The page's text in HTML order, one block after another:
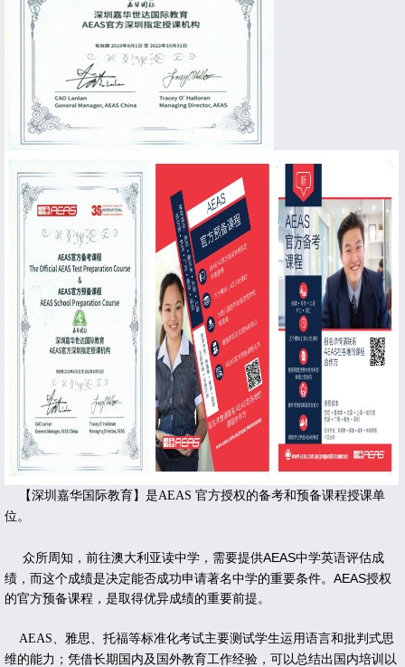
【深圳嘉华国际教育】是AEAS 官方授权的备考和预备课程授课单
位。
众所周知，前往澳大利亚读中学，需要提供AEAS中学英语评估成
绩，而这个成绩是决定能否成功申请著名中学的重要条件。AEAS授权
的官方预备课程，是取得优异成绩的重要前提。
AEAS、雅思、托福等标准化考试主要测试学生运用语言和批判式思
维的能力；凭借长期国内及国外教育工作经验，可以总结出国内培训以